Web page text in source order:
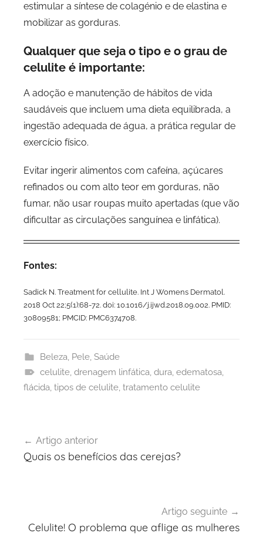
estimular a síntese de colagénio e de elastina e
mobilizar as gorduras.
Qualquer que seja o tipo e o grau de
celulite é importante:
A adoção e manutenção de hábitos de vida
saudáveis que incluem uma dieta equilibrada, a
ingestão adequada de água, a prática regular de
exercício físico.
Evitar ingerir alimentos com cafeína, açúcares
refinados ou com alto teor em gorduras, não
fumar, não usar roupas muito apertadas (que vão
dificultar as circulações sanguínea e linfática).
Fontes:
Sadick N. Treatment for cellulite. Int J Womens Dermatol.
2018 Oct 22;5(1):68-72. doi: 10.1016/j.ijwd.2018.09.002. PMID:
30809581; PMCID: PMC6374708.
Beleza, Pele, Saúde
celulite, drenagem linfática, dura, edematosa,
flácida, tipos de celulite, tratamento celulite
de
Artigo anterior
Quais os benefícios das cerejas?
Artigo seguinte
Celulite! O problema que aflige as mulheres